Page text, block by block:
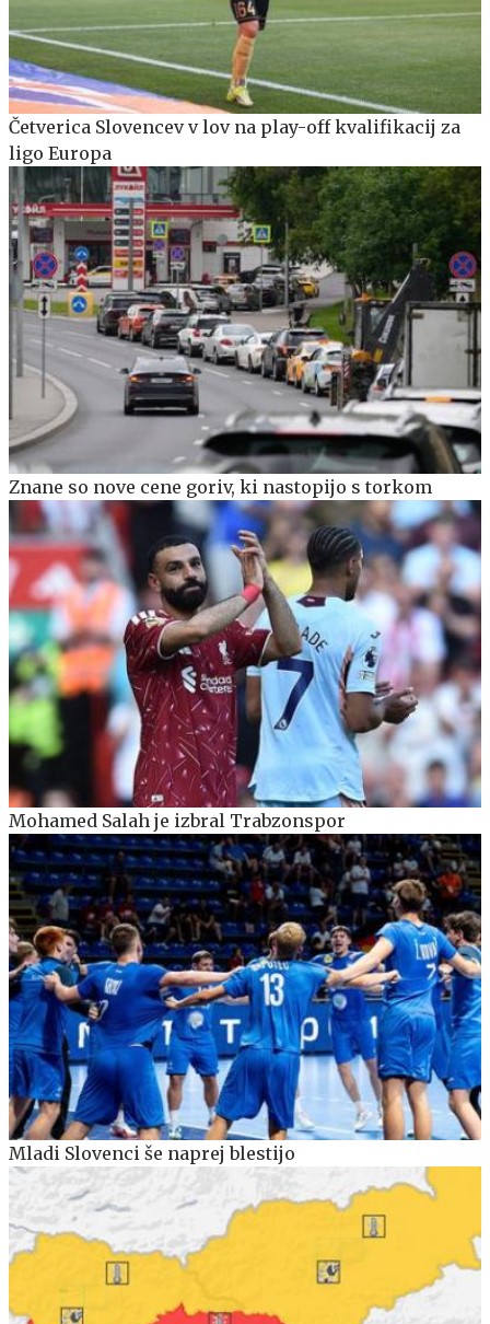
Četverica Slovencev v lov na play-off kvalifikacij za
ligo Europa
Znane so nove cene goriv, ki nastopijo s torkom
Mohamed Salah je izbral Trabzonspor
Mladi Slovenci še naprej blestijo